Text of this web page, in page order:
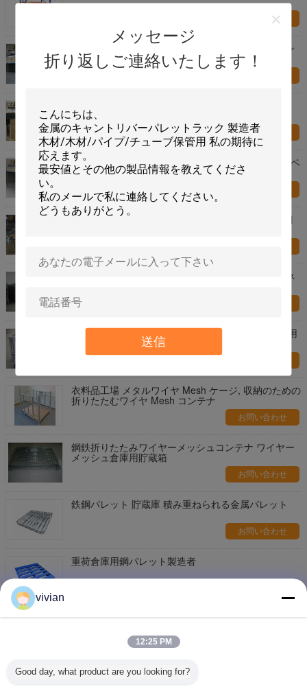
メッセージ
折り返しご連絡いたします！
送信
お問い合わせ
多層安全 エポキシ粉末で覆われた産業用メザンジン
床
1500kg/sqm
お問い合わせ
耐久性のある工業用メザンライン床 / ボルトレスリベ
ット棚 5 年間の保証
エポキシ粉末で覆われた工場 メザンジン床 Q235鋼
折りたたむ式折りたたむ式ワイヤ Mesh ケージ パネ
スタッキング 折りたたむ鋼鉄ワイヤコンテナ 産業用
ワイヤコンテナ 貯蔵庫
衣料品工場 メタルワイヤ Mesh ケージ, 収納のための
折りたたむワイヤ Mesh コンテナ
お問い合わせ
鋼鉄折りたたみワイヤーメッシュコンテナ ワイヤー
メッシュ倉庫用貯蔵箱
お問い合わせ
鉄鋼パレット 貯蔵庫 積み重ねられる金属パレット
お問い合わせ
重荷倉庫用鋼パレット製造者
倉庫 重用鋼パレット 積み立てられるユーロ標準サイ
倉庫 メタル ユーロパレット 積み重ねられる鋼パレッ
vivian
12:25 PM
Good day, what product are you looking for?